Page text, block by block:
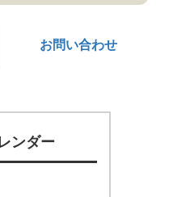
お問い合わせ
ンダー